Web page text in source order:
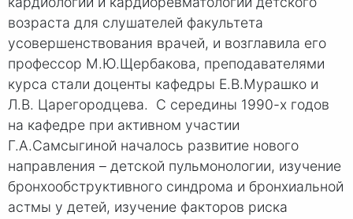
возраста для слушателей факультета
усовершенствования врачей, и возглавила его
профессор М.Ю.Щербакова, преподавателями
курса стали доценты кафедры Е.В.Мурашко и
Л.В. Царегородцева. С середины 1990-х годов
на кафедре при активном участии
Г.А.Самсыгиной началось развитие нового
направления – детской пульмонологии, изучение
бронхообструктивного синдрома и бронхиальной
астмы у детей, изучение факторов риска